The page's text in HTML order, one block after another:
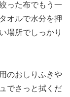
った布でもう一
オルで水分を押
場所でしっかり
のおしりふきや
でさっと拭くだ